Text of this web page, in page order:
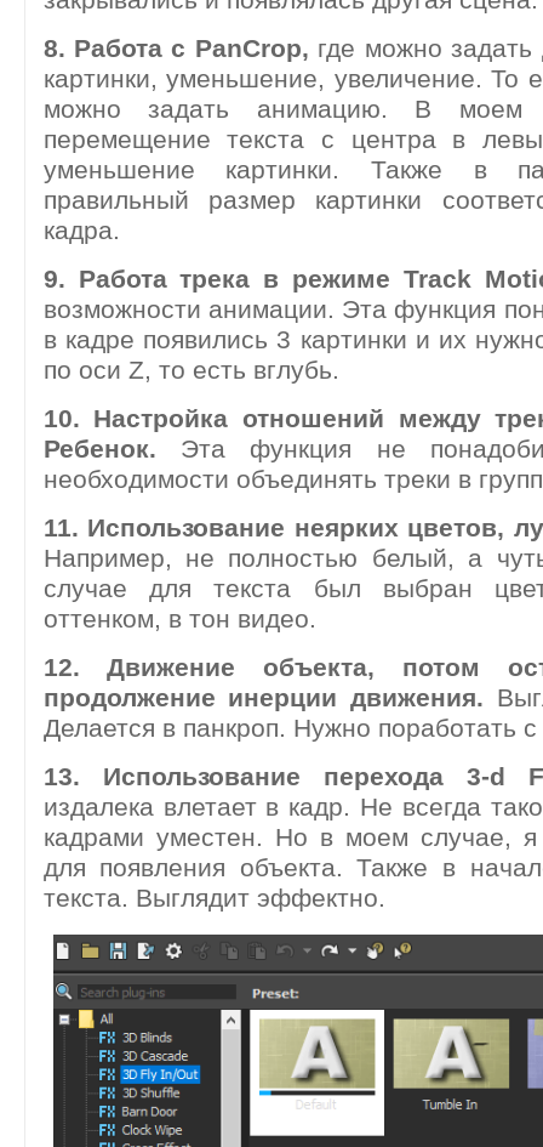
8. Работа с PanCrop, где можно задать
картинки, уменьшение, увеличение. То
можно задать анимацию. В
перемещение текста с центра в
уменьшение картинки. Также в
правильный размер картинки
кадра.
9. Работа трека в режиме Track
возможности анимации. Эта функция
в кадре появились 3 картинки и их
по оси Z, то есть вглубь.
10. Настройка отношений между
Ребенок. Эта функция не
необходимости объединять треки в
11. Использование неярких цветов,
Например, не полностью белый, а
случае для текста был выбран
оттенком, в тон видео.
12. Движение объекта, потом
продолжение инерции движения.
Делается в панкроп. Нужно поработать
13. Использование перехода 3-d
издалека влетает в кадр. Не всегда
кадрами уместен. Но в моем случае, я
для появления объекта. Также в
текста. Выглядит эффектно.